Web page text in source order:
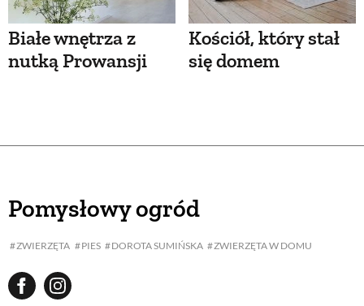
Białe wnętrza z
nutką Prowansji
Kościół, który stał
się domem
Pomysłowy ogród
ZWIERZĘTA PIES DOROTA SUMIŃSKA ZWIERZĘTA W DOMU